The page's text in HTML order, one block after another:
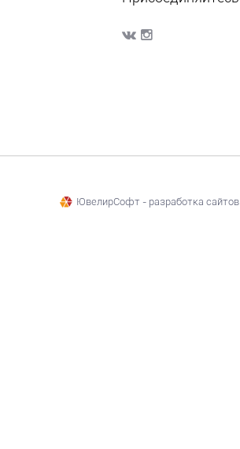
ЮвелирСофт - разработка сайтов